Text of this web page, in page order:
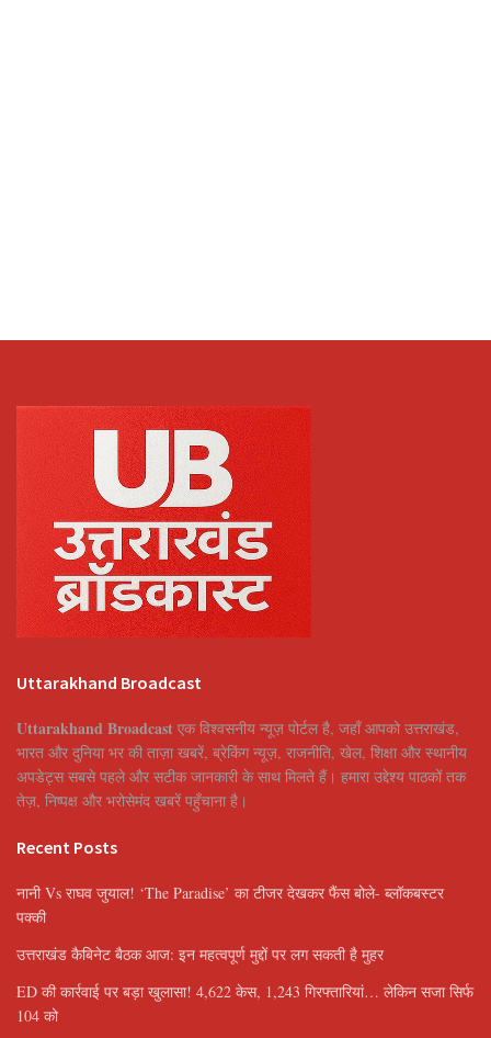
Uttarakhand Broadcast
Uttarakhand Broadcast एक विश्वसनीय न्यूज़ पोर्टल है, जहाँ आपको उत्तराखंड,
भारत और दुनिया भर की ताज़ा खबरें, ब्रेकिंग न्यूज़, राजनीति, खेल, शिक्षा और स्थानीय
अपडेट्स सबसे पहले और सटीक जानकारी के साथ मिलते हैं। हमारा उद्देश्य पाठकों तक
तेज़, निष्पक्ष और भरोसेमंद खबरें पहुँचाना है।
Recent Posts
नानी Vs राघव जुयाल! ‘The Paradise’ का टीजर देखकर फैंस बोले- ब्लॉकबस्टर
पक्की
उत्तराखंड कैबिनेट बैठक आज: इन महत्वपूर्ण मुद्दों पर लग सकती है मुहर
ED की कार्रवाई पर बड़ा खुलासा! 4,622 केस, 1,243 गिरफ्तारियां… लेकिन सजा सिर्फ
104 को